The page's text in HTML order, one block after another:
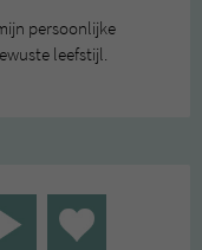
persoonlijke
leefstijl.